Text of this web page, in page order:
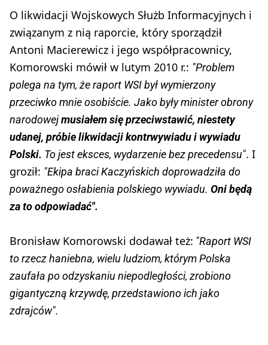
O likwidacji Wojskowych Służb Informacyjnych i
związanym z nią raporcie, który sporządził
Antoni Macierewicz i jego współpracownicy,
Komorowski mówił w lutym 2010 r.: "Problem
polega na tym, że raport WSI był wymierzony
przeciwko mnie osobiście. Jako były minister obrony
narodowejmusiałem się przeciwstawić, niestety
udanej, próbie likwidacji kontrwywiadu i wywiadu
Polski. To jest eksces, wydarzenie bez precedensu". I
groził: "Ekipa braci Kaczyńskich doprowadziła do
poważnego osłabienia polskiego wywiadu. Oni będą
za to odpowiadać".
Bronisław Komorowski dodawał też: "Raport WSI
to rzecz haniebna, wielu ludziom, którym Polska
zaufała po odzyskaniu niepodległości, zrobiono
gigantyczną krzywdę, przedstawiono ich jako
zdrajców".